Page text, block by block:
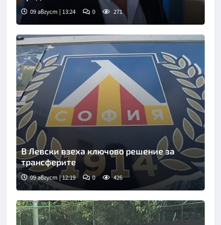
09 август | 13:24 0 271
Снимка: БГНЕС
В Левски взеха ключово решение за
трансферите
09 август | 12:19 0 426